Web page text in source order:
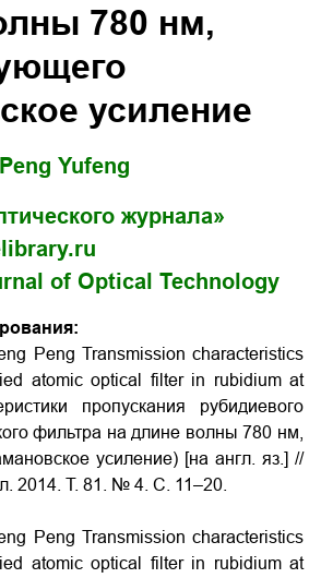
780 нм,
усиление
Peng Yufeng
журнала»
of Optical Technology
Peng Transmission characteristics
atomic optical filter in rubidium at
пропускания рубидиевого
фильтра на длине волны 780 нм,
усиление) [на англ. яз.] //
2014. Т. 81. № 4. С. 11–20.
Peng Transmission characteristics
atomic optical filter in rubidium at